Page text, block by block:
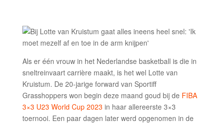
Als er één vrouw in het Nederlandse basketball is die in
sneltreinvaart carrière maakt, is het wel Lotte van
Kruistum. De 20-jarige forward van Sportiff
Grasshoppers won begin deze maand goud bij de FIBA
3×3 U23 World Cup 2023 in haar allereerste 3×3
toernooi. Een paar dagen later werd opgenomen in de